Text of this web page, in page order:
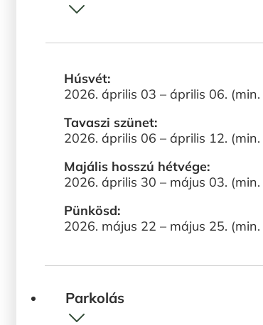
Húsvét:
2026. április 03 – április 06.
Tavaszi szünet:
2026. április 06 – április 12.
Majális hosszú hétvége:
2026. április 30 – május 03.
Pünkösd:
2026. május 22 – május 25.
Parkolás